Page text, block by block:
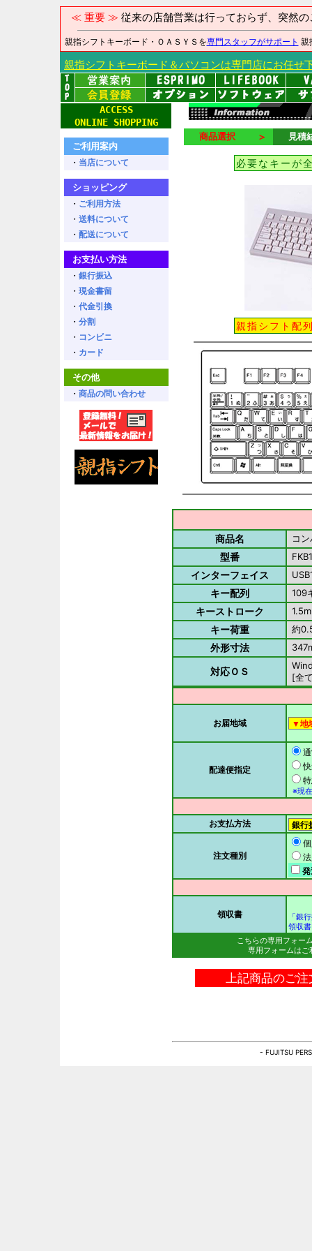
≪ 重要 ≫ 従来の店舗営業は行っておらず、突然
親指シフトキーボード・ＯＡＳＹＳを専門スタッフがサポート 親
親指シフトキーボード＆パソコンは専門店にお任せ
ACCESS
ONLINE SHOPPING
ご利用案内
・ 当店について
ショッピング
・ ご利用方法
・ 送料について
・ 配送について
お支払い方法
・ 銀行振込
・ 現金書留
・ 代金引換
・ 分割
・ コンビニ
・ カード
その他
・ 商品の問い合わせ
商品選択 ＞ 見積
必要なキーが
親指シフト配
商品名 コ
型番
インターフェイス
キー配列 109
キーストローク
キー荷重 約
外形寸法
対応ＯＳ
[全
お届地域
配達便指定
※現
お支払方法
注文種別
領収書
「銀
領収
こちらの専用フォー
専用フォームはご
上記商品のご
- FUJITSU